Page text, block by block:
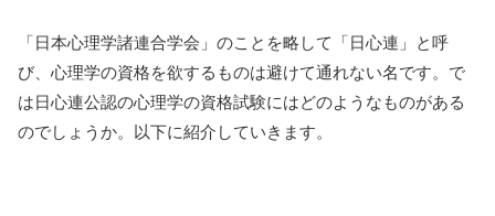
「日本心理学諸連合学会」のことを略して「日心連」と呼
び、心理学の資格を欲するものは避けて通れない名です。で
は日心連公認の心理学の資格試験にはどのようなものがある
のでしょうか。以下に紹介していきます。